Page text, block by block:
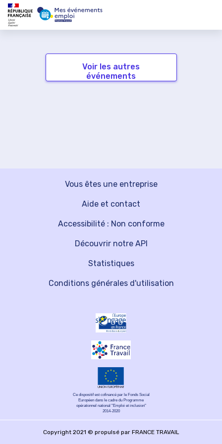
Voir les autres
événements
Vous êtes une entreprise
Découvrir notre API
Aide et contact
Statistiques
Accessibilité : Non conforme
Conditions générales d'utilisation
Ce dispositif est cofinancé par le Fonds Social
Européen dans le cadre du Programme
opérationnel national "Emploi et inclusion"
2014-2020
Copyright 2021 © propulsé par FRANCE TRAVAIL